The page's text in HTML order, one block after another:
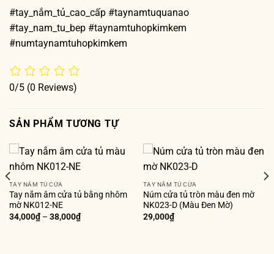
#tay_nắm_tủ_cao_cấp #taynamtuquanao
#tay_nam_tu_bep #taynamtuhopkimkem
#numtaynamtuhopkimkem
0/5 (0 Reviews)
SẢN PHẨM TƯƠNG TỰ
TAY NẮM TỦ CỬA
Tay nắm âm cửa tủ bằng nhôm
mờ NK012-NE
34,000₫– 38,000₫
TAY NẮM TỦ CỬA
Núm cửa tủ tròn màu đen mờ
NK023-D (Màu Đen Mờ)
29,000₫